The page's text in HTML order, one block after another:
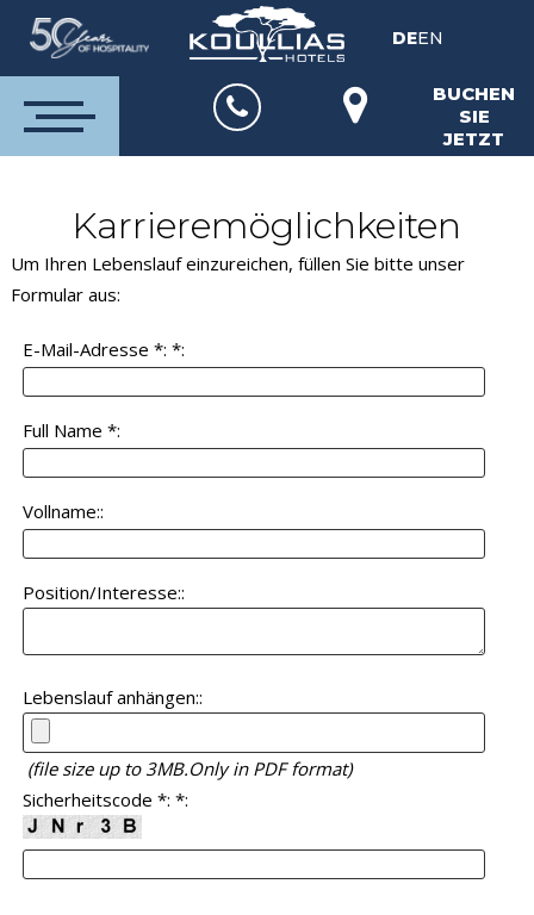
DEEN
BUCHEN
SIE
JETZT
Karrieremöglichkeiten
Um Ihren Lebenslauf einzureichen, füllen Sie bitte unser
Formular aus:
E-Mail-Adresse *: *:
Full Name *:
Vollname::
Position/Interesse::
Lebenslauf anhängen::
(file size up to 3ΜΒ.Only in PDF format)
Sicherheitscode *: *: